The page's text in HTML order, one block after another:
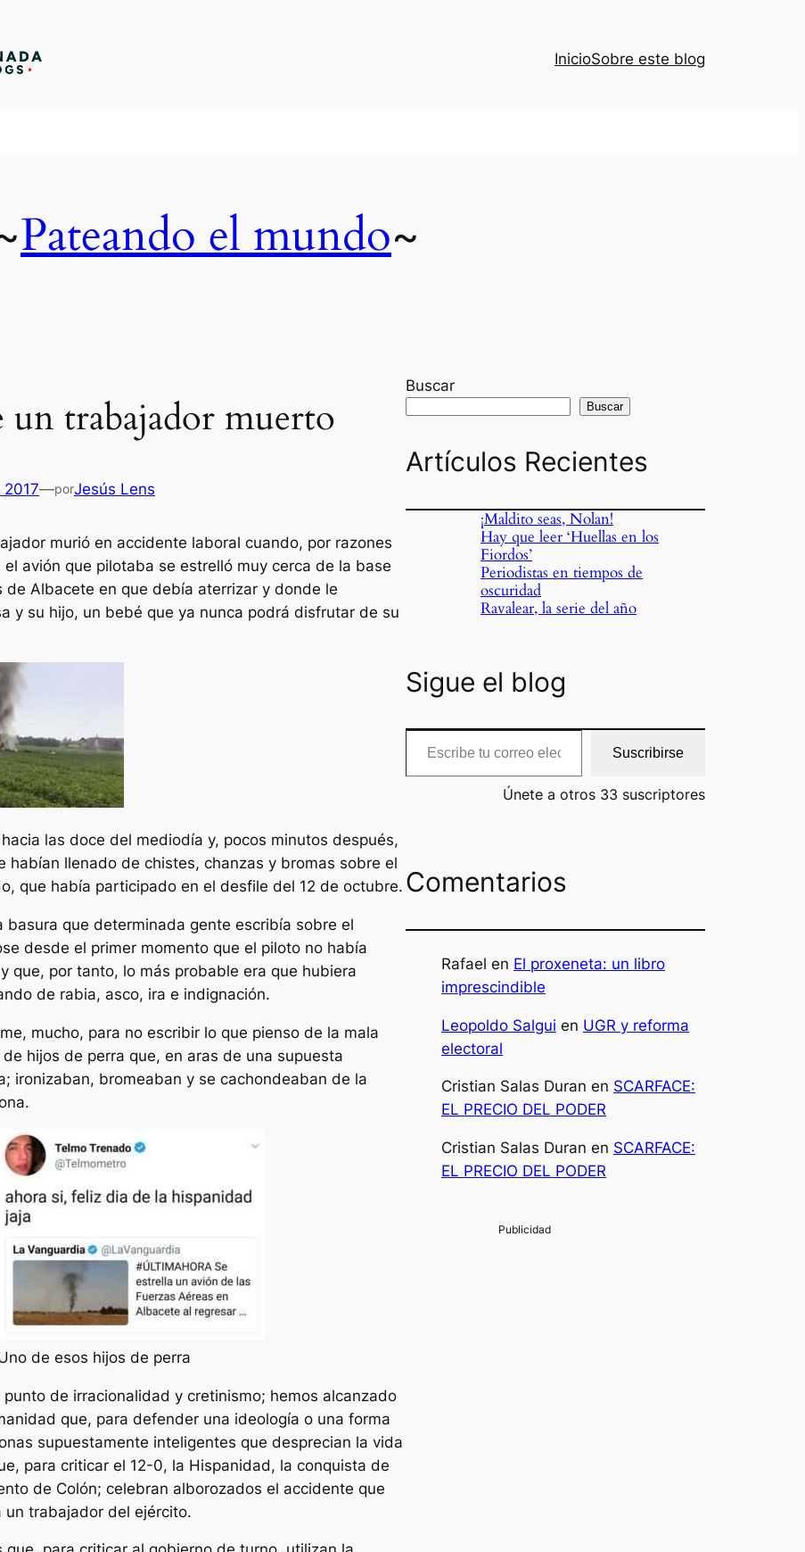
InicioSobre este blog
Pateando el mundo~
un trabajador muerto
2017—porJesús Lens
murió en accidente laboral cuando, por razones
avión que pilotaba se estrelló muy cerca de la base
de Albacete en que debía aterrizar y donde le
y su hijo, un bebé que ya nunca podrá disfrutar de su
las doce del mediodía y, pocos minutos después,
habían llenado de chistes, chanzas y bromas sobre el
que había participado en el desfile del 12 de octubre.
basura que determinada gente escribía sobre el
desde el primer momento que el piloto no había
que, por tanto, lo más probable era que hubiera
de rabia, asco, ira e indignación.
mucho, para no escribir lo que pienso de la mala
hijos de perra que, en aras de una supuesta
ironizaban, bromeaban y se cachondeaban de la
de esos hijos de perra
de irracionalidad y cretinismo; hemos alcanzado
que, para defender una ideología o una forma
supuestamente inteligentes que desprecian la vida
para criticar el 12-0, la Hispanidad, la conquista de
de Colón; celebran alborozados el accidente que
un trabajador del ejército.
Buscar
Buscar
Artículos Recientes
¡Maldito seas, Nolan!
Hay que leer ‘Huellas en los
Fiordos’
Periodistas en tiempos de
oscuridad
Ravalear, la serie del año
Sigue el blog
Escribe tu correo electrónico…
Suscribirse
Únete a otros 33 suscriptores
Comentarios
Rafael en El proxeneta: un libro
imprescindible
Leopoldo Salgui en UGR y reforma
electoral
Cristian Salas Duran en SCARFACE:
EL PRECIO DEL PODER
Cristian Salas Duran en SCARFACE:
EL PRECIO DEL PODER